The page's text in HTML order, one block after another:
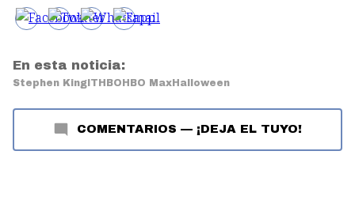
En esta noticia:
Stephen KingITHBOHBO MaxHalloween
COMENTARIOS — ¡DEJA EL TUYO!